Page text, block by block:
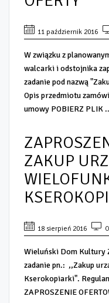
11 październik 2016
W związku z
walcarki i odstojnika
zadanie pod nazwą
Opis przedmiotu
umowy POBIERZ PLIK
ZAKUP
18 sierpień 2016
Wieluński Dom Kultury
zadanie pn.: ,,Zakup
Kserokopiarki".
ZAPROSZENIE